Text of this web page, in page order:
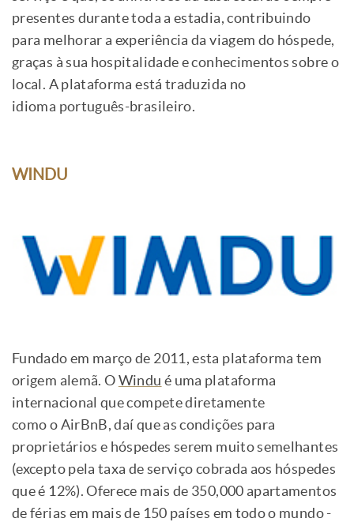
presentes durante toda a estadia, contribuindo
para melhorar a experiência da viagem do hóspede,
graças à sua hospitalidade e conhecimentos sobre o
local. A plataforma está traduzida no
idioma português-brasileiro.
WINDU
Fundado em março de 2011, esta plataforma tem
origem alemã. O Windu é uma plataforma
internacional que compete diretamente
como o AirBnB, daí que as condições para
proprietários e hóspedes serem muito semelhantes
(excepto pela taxa de serviço cobrada aos hóspedes
que é 12%). Oferece mais de 350,000 apartamentos
de férias em mais de 150 países em todo o mundo -